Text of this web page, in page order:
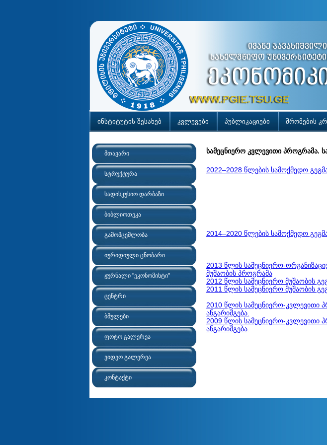
ინსტიტუტის შესახებ კვლევები პუბლიკაციები შრომების
მთავარი
სტრუქტურა
სადისკუსიო დარბაზი
ბიბლიოთეკა
გამომცემლობა
იურიდიული ცნობარი
ჟურნალი "ეკონომისტი"
ცენტრი
ბმულები
ფოტო გალერეა
ვიდეო გალერეა
კონტაქტი
სამეცნიერო კვლევითი პროგრამა.
2022–2028 წლების სამოქმედო
2014–2020 წლების სამოქმედო
2013 წლის სამეცნიერო-
მუშაობის პროგრამა
2012 წლის სამეცნიერო მუშაობის
2011 წლის სამეცნიერო მუშაობის
2010 წლის სამეცნიერო-კვლევითი
ანგარიშგება.
2009 წლის სამეცნიერო-კვლევითი
ანგარიშგება.